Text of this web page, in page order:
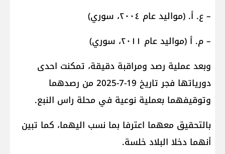
– ع. أ. (مواليد عام ٢٠٠٤، سوري)
– م. أ (مواليد عام ٢٠١١، سوري)
وبعد عملية رصد ومراقبة دقيقة، تمكنت احدى
دورياتها فجر تاريخ 19-7-2025 من رصدهما
وتوقيفهما بعملية نوعية في محلة راس النبع.
بالتحقيق معهما اعترفا بما نسب اليهما، كما تبين
أنهما دخلا البلاد خلسة.